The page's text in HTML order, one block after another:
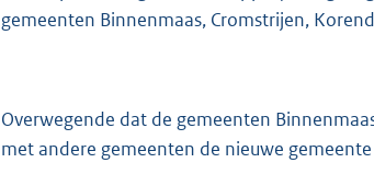
gemeenten Binnenmaas, Cromstrijen,
Overwegende dat de gemeenten
met andere gemeenten de nieuwe